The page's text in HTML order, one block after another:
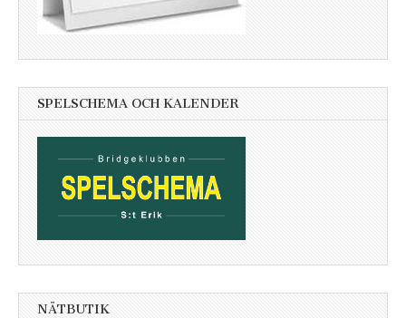
SPELSCHEMA OCH KALENDER
NÄTBUTIK